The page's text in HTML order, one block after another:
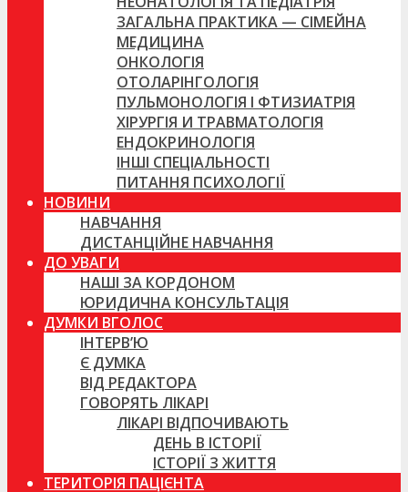
ЗАГАЛЬНА ПРАКТИКА — СІМЕЙНА
МЕДИЦИНА
ОНКОЛОГІЯ
ОТОЛАРІНГОЛОГІЯ
ПУЛЬМОНОЛОГІЯ І ФТИЗИАТРІЯ
ХІРУРГІЯ И ТРАВМАТОЛОГІЯ
ЕНДОКРИНОЛОГІЯ
ІНШІ СПЕЦІАЛЬНОСТІ
ПИТАННЯ ПСИХОЛОГІЇ
НОВИНИ
НАВЧАННЯ
ДИСТАНЦІЙНЕ НАВЧАННЯ
ДО УВАГИ
НАШІ ЗА КОРДОНОМ
ЮРИДИЧНА КОНСУЛЬТАЦІЯ
ДУМКИ ВГОЛОС
ІНТЕРВ’Ю
Є ДУМКА
ВІД РЕДАКТОРА
ГОВОРЯТЬ ЛІКАРІ
ЛІКАРІ ВІДПОЧИВАЮТЬ
ДЕНЬ В ІСТОРІЇ
ІСТОРІЇ З ЖИТТЯ
ТЕРИТОРІЯ ПАЦІЄНТА